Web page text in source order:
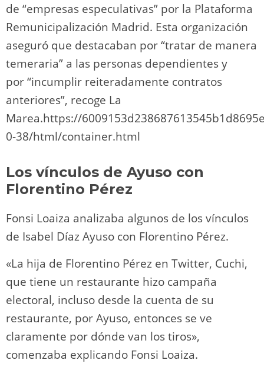
de “empresas especulativas” por la Plataforma
Remunicipalización Madrid. Esta organización
aseguró que destacaban por “tratar de manera
temeraria” a las personas dependientes y
por “incumplir reiteradamente contratos
anteriores”, recoge La
Marea.https://
0-38/html/container.html
Los vínculos de Ayuso con
Florentino Pérez
Fonsi Loaiza analizaba algunos de los vínculos
de Isabel Díaz Ayuso con Florentino Pérez.
«La hija de Florentino Pérez en Twitter, Cuchi,
que tiene un restaurante hizo campaña
electoral, incluso desde la cuenta de su
restaurante, por Ayuso, entonces se ve
claramente por dónde van los tiros»,
comenzaba explicando Fonsi Loaiza.